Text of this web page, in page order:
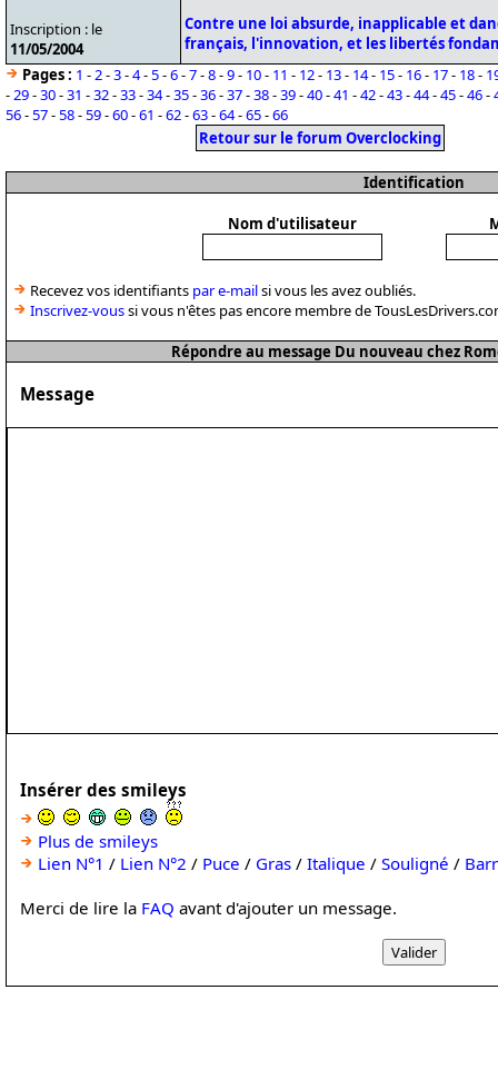
Inscription : le
11/05/2004
Contre une loi absurde, inapplicable et
français, l'innovation, et les libertés
Pages : 1 -2-3-4-5-6-7-8-9- 10- 11 - 12- 13- 14- 15- 16- 17- 18-
-29-30-31 -32-33-34-35-36-37-38-39-40-41 -42-43-44-45-46-
56-57-58-59-60-61 -62-63-64-65-66
Retour sur le forum Overclocking
Identification
Nom d'utilisateur
Recevez vos identifiants par e-mailsi vous les avez oubliés.
Inscrivez-voussi vous n'êtes pas encore membre de
Répondre au message Du nouveau chez
Message
Insérer des smileys
Plus de smileys
Lien N°1 / Lien N°2 / Puce / Gras / Italique / Souligné /
Merci de lire la FAQ avant d'ajouter un message.